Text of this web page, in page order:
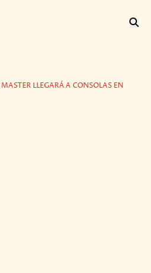
LLEGARÁ A CONSOLAS EN